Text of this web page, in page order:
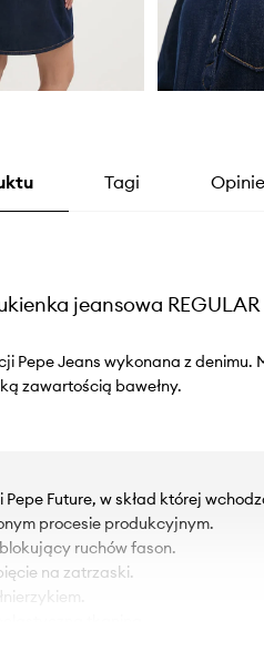
Tagi
jeansowa REGULAR
Pepe Jeans wykonana z
zawartością bawełny.
Pepe Future, w skład której
procesie produkcyjnym.
ruchów fason.
na zatrzaski.